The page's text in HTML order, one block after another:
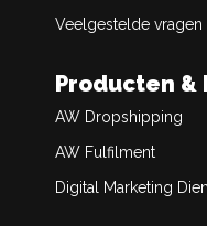
Veelgestelde vragen
Producten &
AW Dropshipping
AW Fulfilment
Digital Marketing